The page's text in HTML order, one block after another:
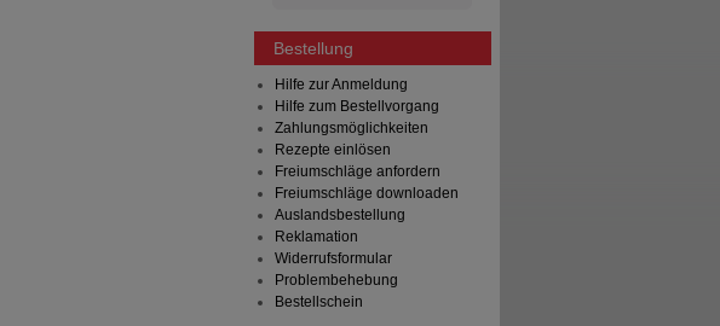
Bestellung
Hilfe zur Anmeldung
Hilfe zum Bestellvorgang
Zahlungsmöglichkeiten
Rezepte einlösen
Freiumschläge anfordern
Freiumschläge downloaden
Auslandsbestellung
Reklamation
Widerrufsformular
Problembehebung
Bestellschein